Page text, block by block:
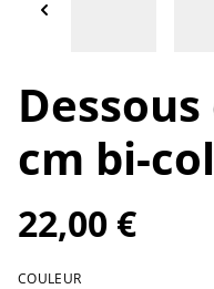
cm bi-
22,00 €
COULEUR